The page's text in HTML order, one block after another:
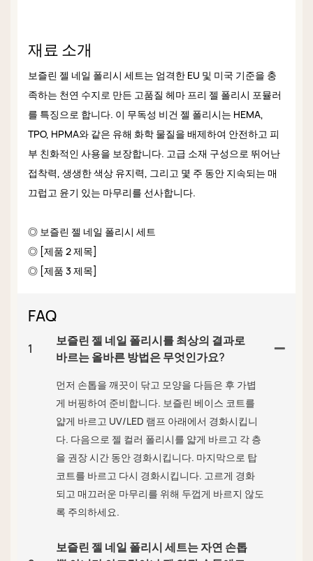
재료 소개
보즐린 젤 네일 폴리시 세트는 엄격한 EU 및 미국 기준을 충
족하는 천연 수지로 만든 고품질 헤마 프리 젤 폴리시 포뮬러
를 특징으로 합니다. 이 무독성 비건 젤 폴리시는 HEMA,
TPO, HPMA와 같은 유해 화학 물질을 배제하여 안전하고 피
부 친화적인 사용을 보장합니다. 고급 소재 구성으로 뛰어난
접착력, 생생한 색상 유지력, 그리고 몇 주 동안 지속되는 매
끄럽고 윤기 있는 마무리를 선사합니다.
◎ 보즐린 젤 네일 폴리시 세트
◎ [제품 2 제목]
◎ [제품 3 제목]
FAQ
1
보즐린 젤 네일 폴리시를 최상의 결과로
바르는 올바른 방법은 무엇인가요?
먼저 손톱을 깨끗이 닦고 모양을 다듬은 후 가볍
게 버핑하여 준비합니다. 보즐린 베이스 코트를
얇게 바르고 UV/LED 램프 아래에서 경화시킵니
다. 다음으로 젤 컬러 폴리시를 얇게 바르고 각 층
을 권장 시간 동안 경화시킵니다. 마지막으로 탑
코트를 바르고 다시 경화시킵니다. 고르게 경화
되고 매끄러운 마무리를 위해 두껍게 바르지 않도
록 주의하세요.
보즐린 젤 네일 폴리시 세트는 자연 손톱